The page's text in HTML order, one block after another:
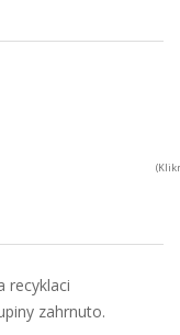
recyklaci
zahrnuto.